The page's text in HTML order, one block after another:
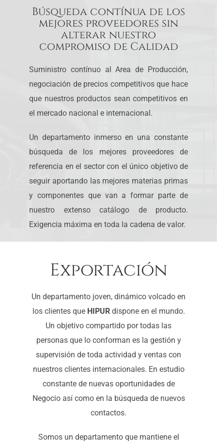
Búsqueda contínua de los
mejores proveedores sin
alterar nuestro
compromiso de Calidad
Suministro contínuo al Area de Producción,
negociación de precios competitivos que hace
que nuestros productos sean competitivos en
el mercado nacional e internacional.
Un departamento inmerso en una constante
búsqueda de los mejores proveedores de
referencia en el sector con el único objetivo de
seguir aportando las mejores materias primas
y componentes que van a formar parte de
nuestro extenso catálogo de producto.
Exigencia máxima en toda la cadena de valor.
Exportación
Un departamento joven, dinámico volcado en
los clientes que HIPURdispone en el mundo.
Un objetivo compartido por todas las
personas que lo conforman es la gestión y
supervisión de toda actividad y ventas con
nuestros clientes internacionales. En estudio
constante de nuevas oportunidades de
Negocio así como en la búsqueda de nuevos
contactos.
Somos un departamento que mantiene el